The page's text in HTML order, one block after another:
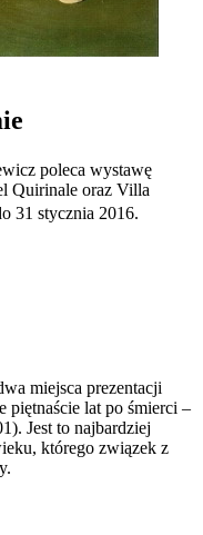
poleca wystawę
Quirinale oraz Villa
31 stycznia 2016.
miejsca prezentacji
piętnaście lat po śmierci –
Jest to najbardziej
którego związek z